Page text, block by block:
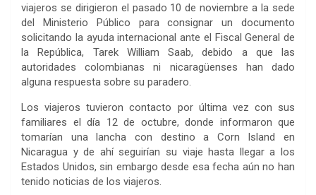
viajeros se dirigieron el pasado 10 de noviembre a la sede
del Ministerio Público para consignar un documento
solicitando la ayuda internacional ante el Fiscal General de
la República, Tarek William Saab, debido a que las
autoridades colombianas ni nicaragüenses han dado
alguna respuesta sobre su paradero.
Los viajeros tuvieron contacto por última vez con sus
familiares el día 12 de octubre, donde informaron que
tomarían una lancha con destino a Corn Island en
Nicaragua y de ahí seguirían su viaje hasta llegar a los
Estados Unidos, sin embargo desde esa fecha aún no han
tenido noticias de los viajeros.